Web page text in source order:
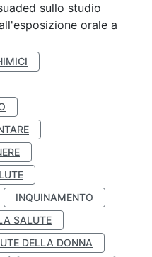
sullo studio
orale a
INQUINAMENTO
SALUTE
DELLA DONNA